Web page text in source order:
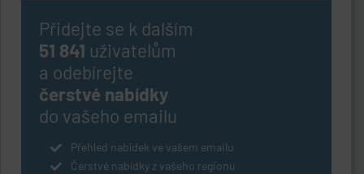
Přidejte se k dalším
51 841 uživatelům
a odebírejte
čerstvé nabídky
do vašeho emailu
Přehled nabídek ve vašem emailu
Čerstvé nabídky z vašeho regionu